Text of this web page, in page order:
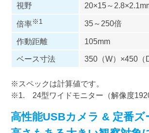
視野 20×15～
倍率※1 35～250倍
作動距離
105mm
ベース寸法
350（W）×450（
※スペックは計算値です。
※1. 24型ワイドモニター（解像度
高性能USBカメラ & 定番ズ